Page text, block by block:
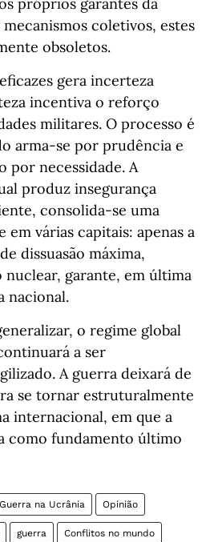
coletivos, estes
obsoletos.
gera incerteza
incentiva o reforço
militares. O processo é
arma-se por prudência e
por necessidade. A
produz insegurança
consolida-se uma
várias capitais: apenas a
dissuasão máxima,
garante, em última
nacional.
o regime global
a ser
A guerra deixará de
se tornar estruturalmente
internacional, em que a
como fundamento último
Guerra na Ucrânia Opinião
guerra Conflitos no mundo